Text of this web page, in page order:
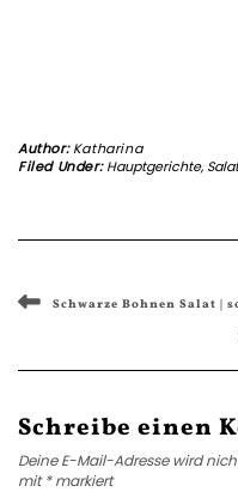
Author:Katharina
Filed Under:Hauptgerichte,
Schwarze Bohnen Salat |
Schreibe einen
Deine E-Mail-Adresse wird
mit*markiert